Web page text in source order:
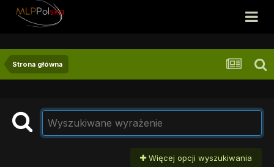
Strona główna
Więcej opcji wyszukiwania